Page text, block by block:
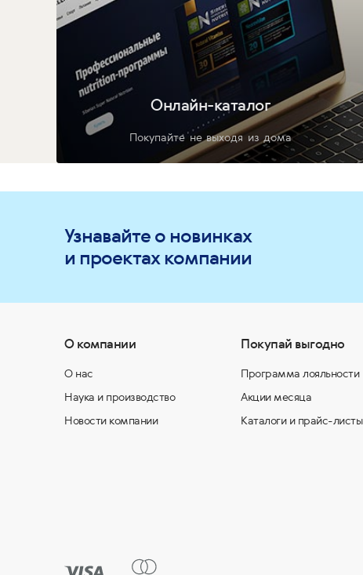
Онлайн-каталог
Покупайте не выходя из дома
Узнавайте о новинках
и проектах компании
О компании
О нас
Наука и производство
Новости компании
Покупай выгодно
Программа лояльности
Акции месяца
Каталоги и прайс-листы